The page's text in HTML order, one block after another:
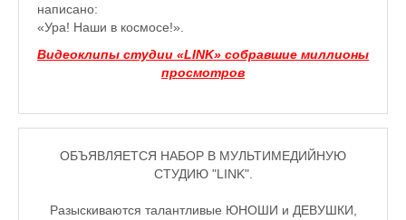
Лучшие рассказы
написано:
«Ура! Наши в космосе!».
Видеоклипы студии «LINK» собравшие миллионы
просмотров
ОБЪЯВЛЯЕТСЯ НАБОР В МУЛЬТИМЕДИЙНУЮ
СТУДИЮ "LINK".
Разыскиваются талантливые ЮНОШИ и ДЕВУШКИ,